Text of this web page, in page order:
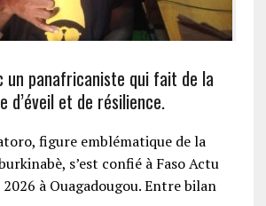
un panafricaniste qui fait de la
d’éveil et de résilience.
figure emblématique de la
s’est confié à Faso Actu
à Ouagadougou. Entre bilan